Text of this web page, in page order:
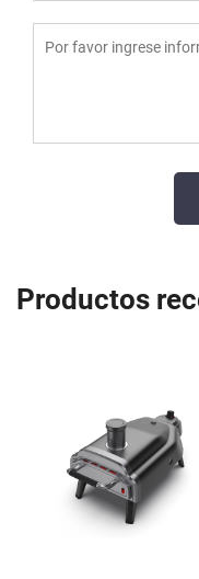
Productos